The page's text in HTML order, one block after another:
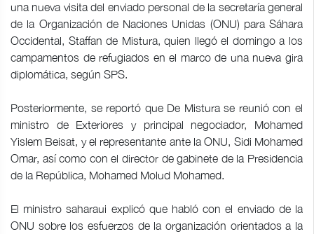
una nueva visita del enviado personal de la secretaría general
de la Organización de Naciones Unidas (ONU) para Sáhara
Occidental, Staffan de Mistura, quien llegó el domingo a los
campamentos de refugiados en el marco de una nueva gira
diplomática, según SPS.
Posteriormente, se reportó que De Mistura se reunió con el
ministro de Exteriores y principal negociador, Mohamed
Yislem Beisat, y el representante ante la ONU, Sidi Mohamed
Omar, así como con el director de gabinete de la Presidencia
de la República, Mohamed Molud Mohamed.
El ministro saharaui explicó que habló con el enviado de la
ONU sobre los esfuerzos de la organización orientados a la